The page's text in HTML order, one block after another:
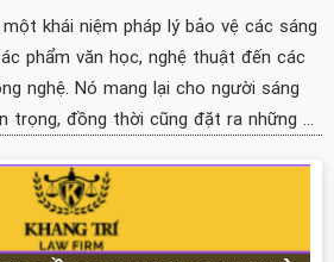
khái niệm pháp lý bảo vệ các sáng
phẩm văn học, nghệ thuật đến các
nghệ. Nó mang lại cho người sáng
trọng, đồng thời cũng đặt ra những ...